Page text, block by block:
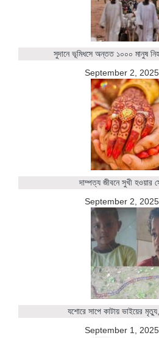
সুদানে ভূমিধসে অন্তত ১০০০ মানুষ
September 2, 2025
দাম্পত্য জীবনে সুখী হওয়ার
September 2, 2025
যশোরে সাপে কাটায় ভাইয়ের
September 1, 2025